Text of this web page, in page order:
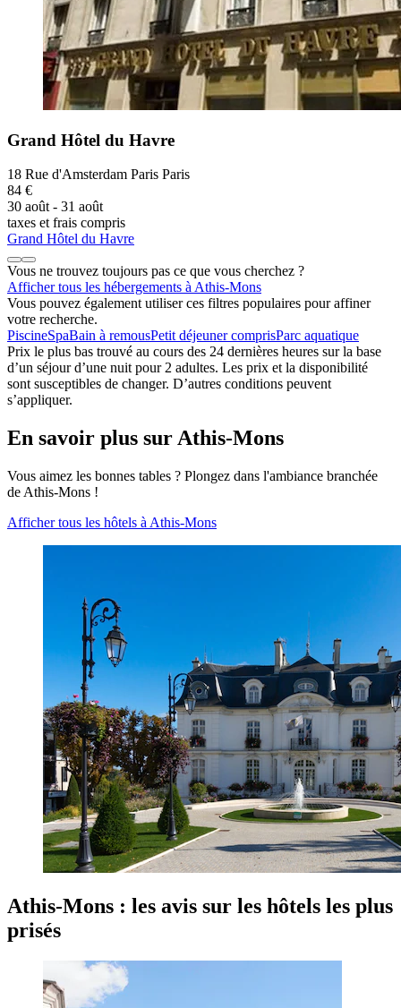
Grand Hôtel du Havre
18 Rue d'Amsterdam Paris Paris
84 €
30 août - 31 août
taxes et frais compris
Grand Hôtel du Havre
Vous ne trouvez toujours pas ce que vous cherchez ?
Afficher tous les hébergements à Athis-Mons
Vous pouvez également utiliser ces filtres populaires pour affiner
votre recherche.
PiscineSpaBain à remousPetit déjeuner comprisParc aquatique
Prix le plus bas trouvé au cours des 24 dernières heures sur la base
d’un séjour d’une nuit pour 2 adultes. Les prix et la disponibilité
sont susceptibles de changer. D’autres conditions peuvent
s’appliquer.
En savoir plus sur Athis-Mons
Vous aimez les bonnes tables ? Plongez dans l'ambiance branchée
de Athis-Mons !
Afficher tous les hôtels à Athis-Mons
Athis-Mons : les avis sur les hôtels les plus
prisés